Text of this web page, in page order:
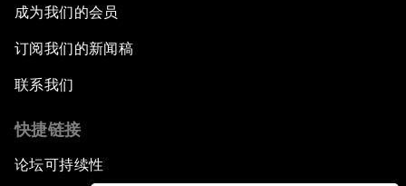
成为我们的会员
订阅我们的新闻稿
联系我们
快捷链接
论坛可持续性